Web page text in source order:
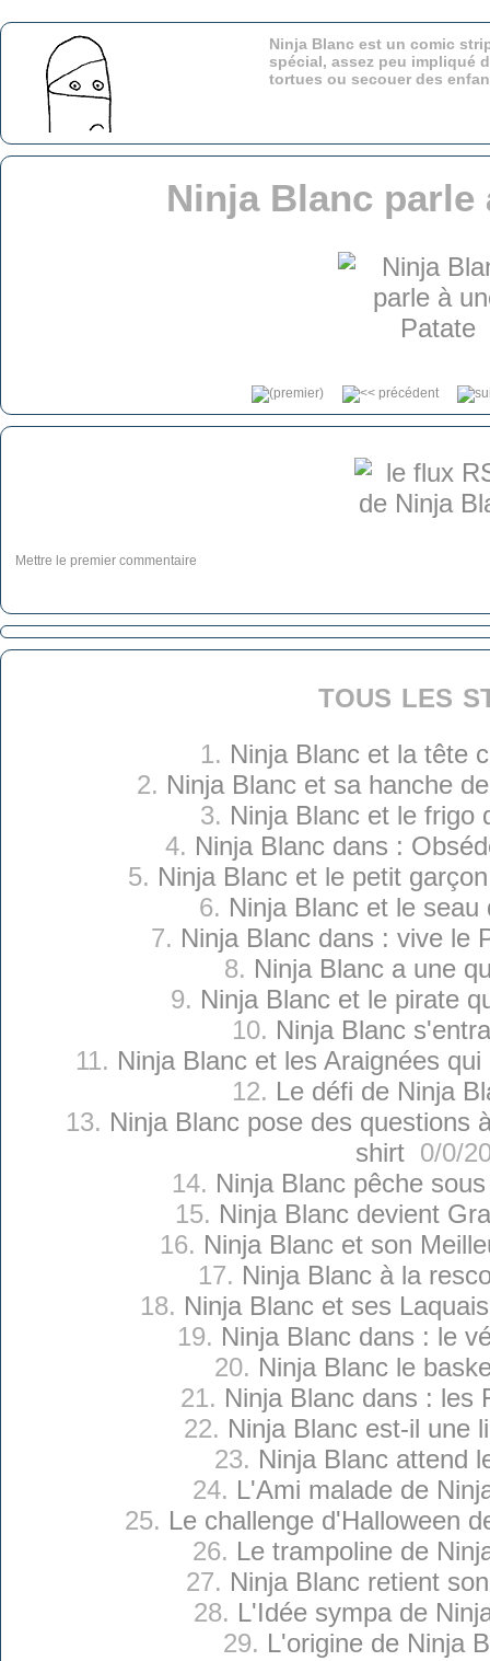
Ninja Blanc est un comic
spécial, assez peu impliqué
tortues ou secouer des
Ninja Blanc parle
Mettre le premier commentaire
tous les
1. Ninja Blanc et la tête
2. Ninja Blanc et sa hanche
3. Ninja Blanc et le frigo
4. Ninja Blanc dans :
5. Ninja Blanc et le petit
6. Ninja Blanc et le seau
7. Ninja Blanc dans : vive le
8. Ninja Blanc a une
9. Ninja Blanc et le pirate
10. Ninja Blanc
11. Ninja Blanc et les Araignées
12. Le défi de Ninja
13. Ninja Blanc pose des questions
shirt0/0/
14. Ninja Blanc pêche
15. Ninja Blanc devient
16. Ninja Blanc et son
17. Ninja Blanc à la
18. Ninja Blanc et ses
19. Ninja Blanc dans : le
20. Ninja Blanc le
21. Ninja Blanc dans : les
22. Ninja Blanc est-il une
23. Ninja Blanc attend
24. L'Ami malade de
25. Le challenge d'Halloween
26. Le trampoline de
27. Ninja Blanc retient
28. L'Idée sympa de
29. L'origine de Ninja